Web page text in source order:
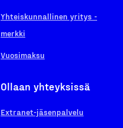
Yhteiskunnallinen yritys -
merkki
Vuosimaksu
Ollaan yhteyksissä
Extranet-jäsenpalvelu